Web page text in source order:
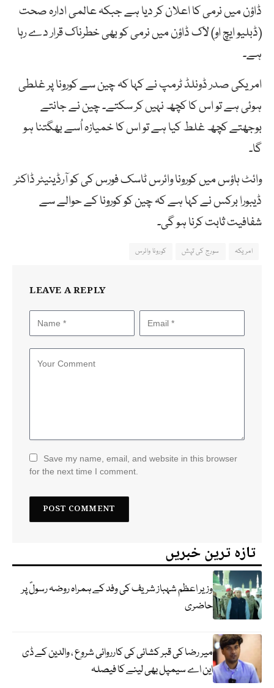
ڈاؤن میں نرمی کا اعلان کر دیا ہے جبکہ عالمی ادارہ صحت
(ڈبلیو ایچ او) لاک ڈاؤن میں نرمی کو بھی خطرناک قرار دے رہا
ہے۔
امریکی صدر ڈونلڈ ٹرمپ نے کہا کہ چین سے کورونا پر غلطی
ہوئی ہے تو اس کا کچھ نہیں کر سکتے۔ چین نے جانتے
بوجھتے کچھ غلط کیا ہے تو اس کا خمیازہ اُسے بھگتنا ہو
گا۔
وائٹ ہاؤس میں کورونا وائرس ٹاسک فورس کی کو آرڈینیٹر ڈاکٹر
ڈیبورا برکس نے کہا ہے کہ چین کو کورونا کے حوالے سے
شفافیت ثابت کرنا ہو گی۔
امریکہ سورج کی تپش کورونا وائرس
LEAVE A REPLY
Save my name, email, and website in this browser
for the next time I comment.
تازہ ترین خبریں
وزیر اعظم شہباز شریف کی وفد کے ہمراہ روضہ رسولؐ پر
حاضری
میر رضا کی قبر کشائی کی کارروائی شروع ، والدین کے ڈی
این اے سیمپل بھی لینے کا فیصلہ